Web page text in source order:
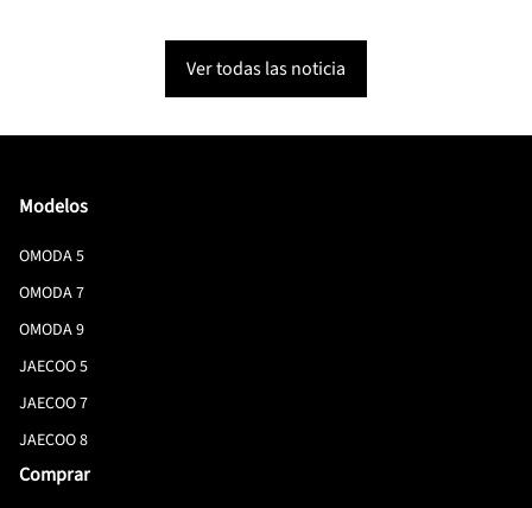
Ver todas las noticia
Modelos
OMODA 5
OMODA 7
OMODA 9
JAECOO 5
JAECOO 7
JAECOO 8
Comprar